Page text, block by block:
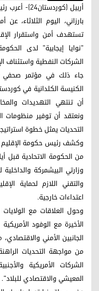
أربيل
بارزاني، اليوم الثلاثاء،
تستهدف أمن واستقرار
"نوايا إيجابية" لدى
الشركات النفطية واستئناف
جاء ذلك في مؤتمر صحفي
الكنيسة الكلدانية في
أن تنتهي التهديدات
ونعتقد أن توفير منظومات
التحديات يمثل خطوة
وكشف رئيس حكومة
من الحكومة الاتحادية قبل
وزارتي البيشمركة
والتقني اللازم لحماية
اعتداءات خارجية.
وحول العلاقات مع الولايات
الأخيرة مع الوفود
الجانبين الأمني
من مواجهة التحديات
الشركات الأمريكية
المعيشي والاقتصادي للبلاد".